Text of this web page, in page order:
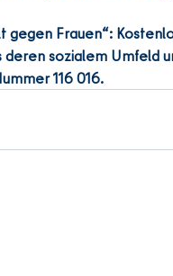
gegen Frauen“:
deren sozialem Umfeld
116 016.